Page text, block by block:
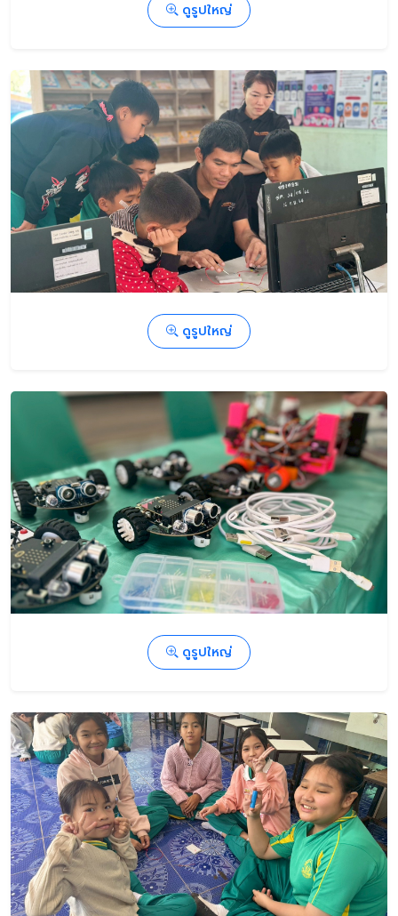
ดูรูปใหญ่
ดูรูปใหญ่
ดูรูปใหญ่